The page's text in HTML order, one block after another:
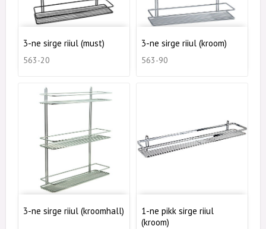
3-ne sirge riiul (must)
563-20
3-ne sirge riiul (kroom)
563-90
3-ne sirge riiul (kroomhall)
1-ne pikk sirge riiul
(kroom)